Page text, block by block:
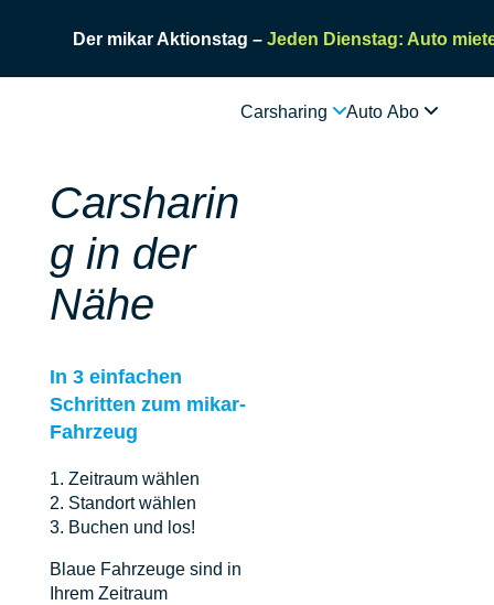
Der mikar Aktionstag – Jeden Dienstag: Auto
Carsharing Auto Abo
Carsharin
g in der
Nähe
In 3 einfachen
Schritten zum mikar-
Fahrzeug
1. Zeitraum wählen
2. Standort wählen
3. Buchen und los!
Blaue Fahrzeuge sind in
Ihrem Zeitraum